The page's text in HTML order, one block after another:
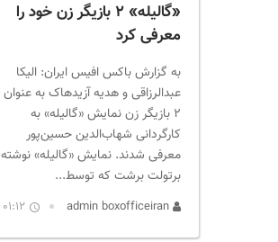
«گالیله» ۲ بازیگر زن خود را
معرفی کرد
به گزارش باکس افیس ایران: الیکا
عبدالرزاقی و هدیه آزیدهاک به عنوان
۲ بازیگر زن نمایش «گالیله» به
کارگردانی شهاب‌الدین حسین‌پور
معرفی شدند. نمایش «گالیله» نوشته
برتولت برشت که توسط...
01:12